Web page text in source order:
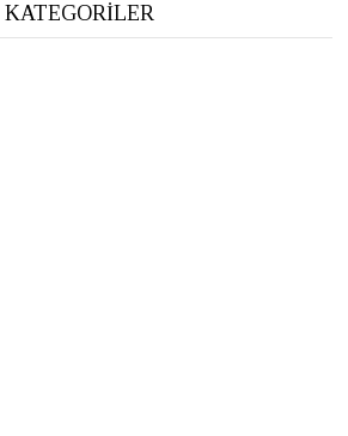
KATEGORİLER